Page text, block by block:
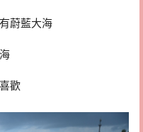
蔚藍大海
歡